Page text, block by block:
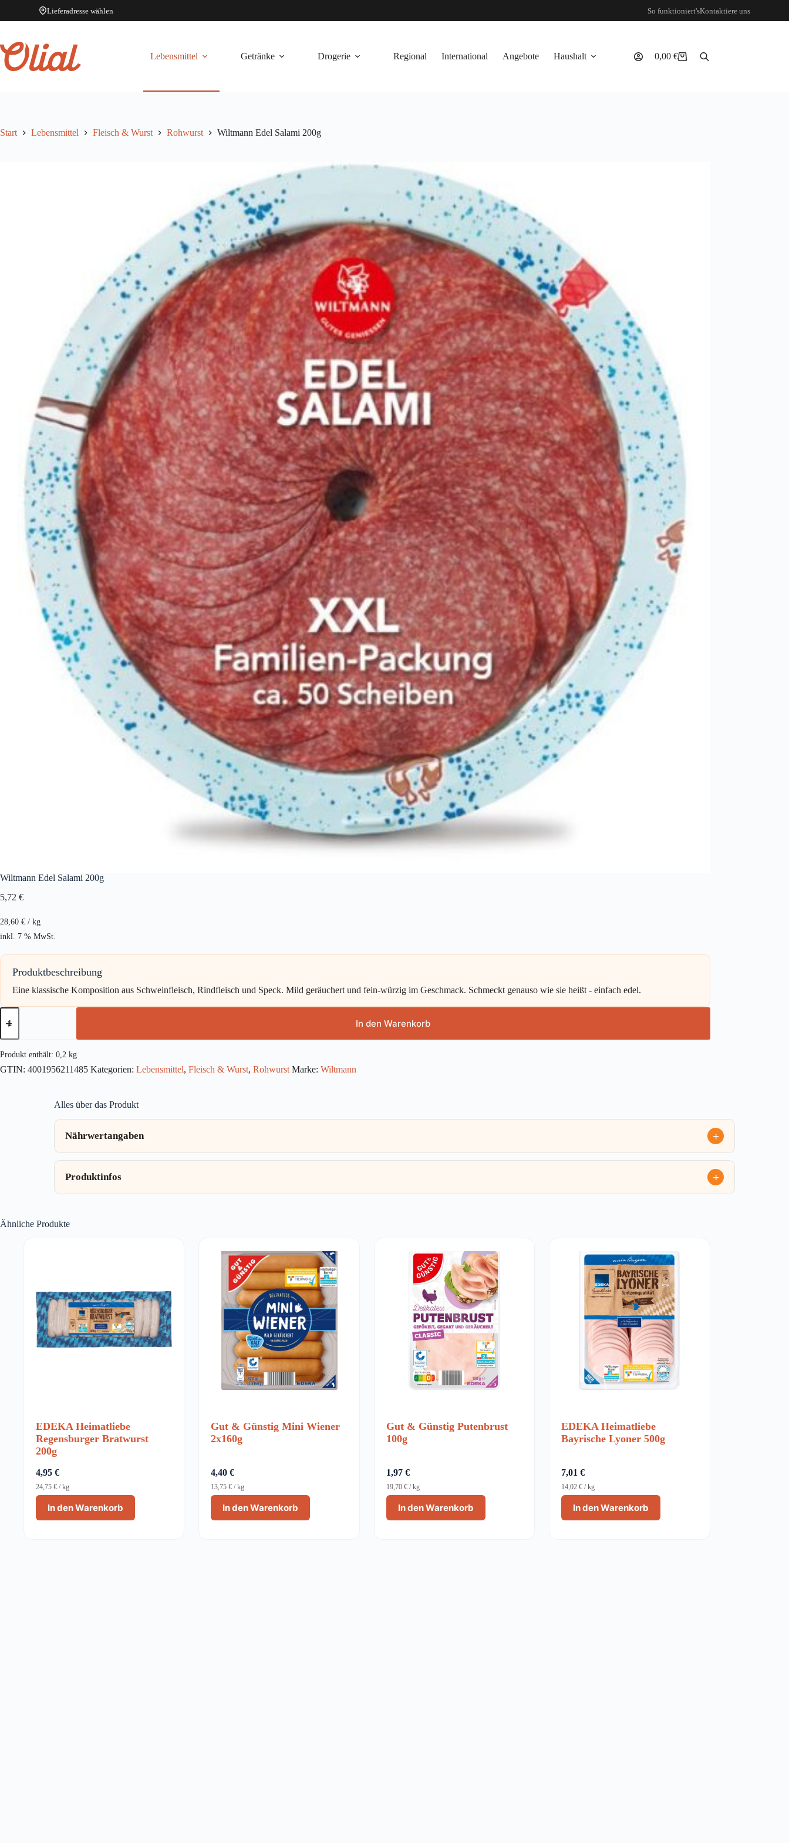
Lieferadresse wählen So funktioniert'sKontaktiere uns
springen
Lebensmittel
Getränke Drogerie Regional International Angebote Haushalt Warenkorb
0,00 €
Start Lebensmittel Fleisch & Wurst Rohwurst Wiltmann Edel Salami 200g
Wiltmann Edel Salami 200g
5,72 €
28,60 € / kg
inkl. 7 % MwSt.
Produktbeschreibung
Eine klassische Komposition aus Schweinfleisch, Rindfleisch und Speck. Mild geräuchert und fein-würzig im Geschmack. Schmeckt genauso wie sie heißt - einfach edel.
Wiltmann
Edel
200g
Menge
In den Warenkorb
Produkt enthält: 0,2 kg
GTIN: 4001956211485 Kategorien: Lebensmittel, Fleisch & Wurst, Rohwurst Marke: Wiltmann
Alles über das Produkt
Nährwertangaben
Produktinfos
Ähnliche Produkte
EDEKA Heimatliebe
Regensburger Bratwurst
200g
4,95 €
In den Warenkorb
24,75 € /kg
Gut & Günstig Mini Wiener
2x160g
4,40€
In den Warenkorb
13,75€ /kg
Gut & Günstig Putenbrust
100g
1,97 €
In den Warenkorb
19,70 €/kg
EDEKA Heimatliebe
Bayrische Lyoner 500g
7,01€
In den Warenkorb
14,02€ /kg